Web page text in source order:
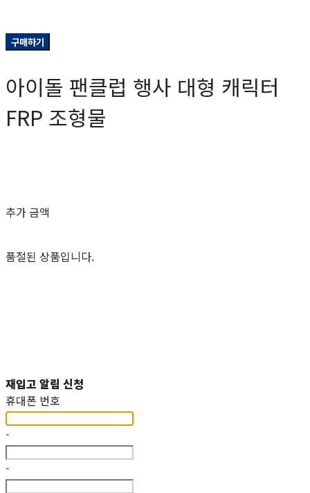
구매하기
아이돌 팬클럽 행사 대형 캐릭터
FRP 조형물
추가 금액
품절된 상품입니다.
재입고 알림 신청
휴대폰 번호
-
-